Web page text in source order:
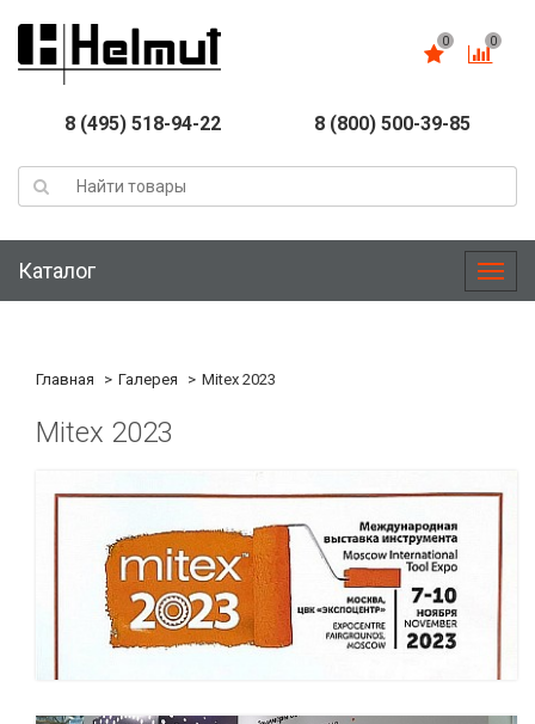
0 0
8 (495) 518-94-22 8 (800) 500-39-85
Меню
Каталог
Главная Галерея Mitex 2023
Mitex 2023